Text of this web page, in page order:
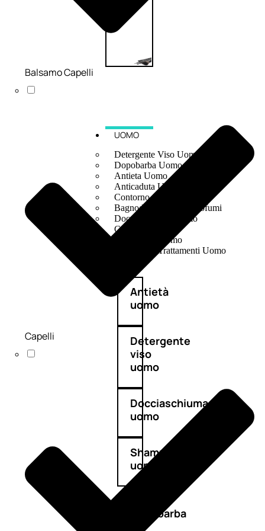
UOMO
Detergente Viso Uomo
Dopobarba Uomo
Antieta Uomo
Anticaduta Uomo
Contorno Occhi Uomo
Bagnodoccia Uomo Profumi
Docciaschiuma Uomo
Corpo Uomo
Deodoranti Uomo
Confezioni Trattamenti Uomo
Antietà
uomo
Detergente
viso
uomo
Docciaschiuma
uomo
Shampoo
uomo
Dopobarba
Balsamo Capelli
Capelli